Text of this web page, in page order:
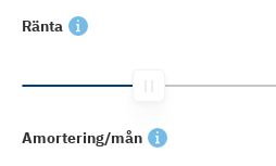
Ränta
Amortering/mån